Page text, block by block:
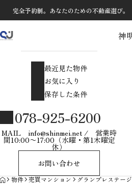
完全予約制。あなたのための不動産選
神
最近見た物件
お気に入り
保存した条件
078-925-6200
MAIL info@shinmei.net / 営業時
間10:00〜17:00（水曜・第1木曜定
休）
お問い合わせ
HOME
物件 売買マンション グランプレステー